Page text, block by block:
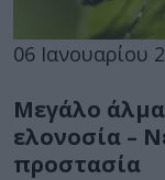
06 Ιανουαρίου
Μεγάλο
ελονοσία –
προστασία